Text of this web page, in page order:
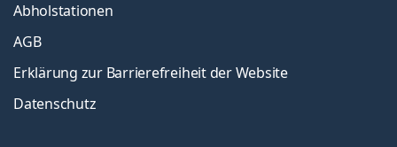
Abholstationen
AGB
Erklärung zur Barrierefreiheit der Website
Datenschutz